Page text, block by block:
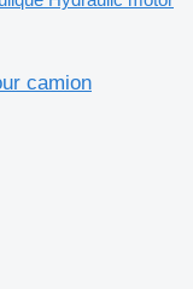
camion